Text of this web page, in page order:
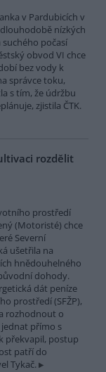
v Pardubicích v
nízkých
počasí
obvod VI chce
bez vody k
správce toku,
s tím, že údržbu
zjistila ČTK.
rozdělit
prostředí
(Motoristé) chce
Severní
ušetřila na
hnědouhelného
dohody.
dát peníze
prostředí (SFŽP),
rozhodnout o
přímo s
překvapil, postup
patří do
Tykač.